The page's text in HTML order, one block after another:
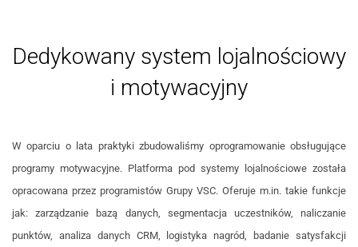
Dedykowany system lojalnościowy
i motywacyjny
W oparciu o lata praktyki zbudowaliśmy oprogramowanie obsługujące
programy motywacyjne. Platforma pod systemy lojalnościowe została
opracowana przez programistów Grupy VSC. Oferuje m.in. takie funkcje
jak: zarządzanie bazą danych, segmentacja uczestników, naliczanie
punktów, analiza danych CRM, logistyka nagród, badanie satysfakcji